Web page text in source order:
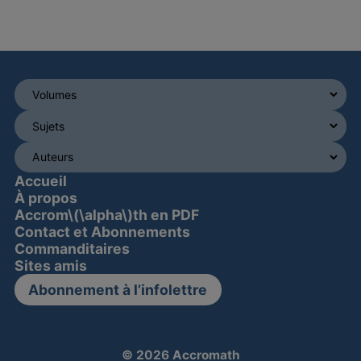
Accueil
À propos
Accrom\(\alpha\)th en PDF
Contact et Abonnements
Commanditaires
Sites amis
Abonnement à l’infolettre
© 2026 Accromath